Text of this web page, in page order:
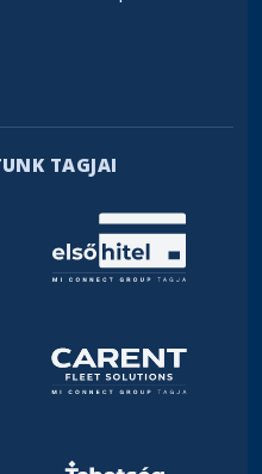
TAGJAI